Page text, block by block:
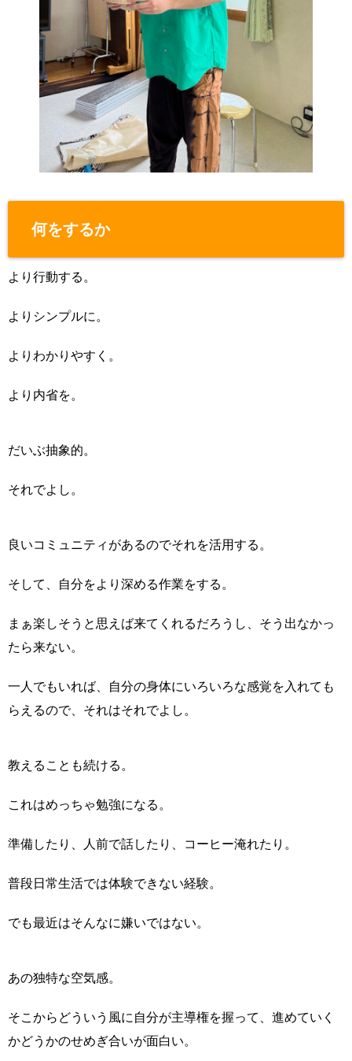
何をするか
より行動する。
よりシンプルに。
よりわかりやすく。
より内省を。
だいぶ抽象的。
それでよし。
良いコミュニティがあるのでそれを活用する。
そして、自分をより深める作業をする。
まぁ楽しそうと思えば来てくれるだろうし、そう出なかっ
たら来ない。
一人でもいれば、自分の身体にいろいろな感覚を入れても
らえるので、それはそれでよし。
教えることも続ける。
これはめっちゃ勉強になる。
準備したり、人前で話したり、コーヒー淹れたり。
普段日常生活では体験できない経験。
でも最近はそんなに嫌いではない。
あの独特な空気感。
そこからどういう風に自分が主導権を握って、進めていく
かどうかのせめぎ合いが面白い。